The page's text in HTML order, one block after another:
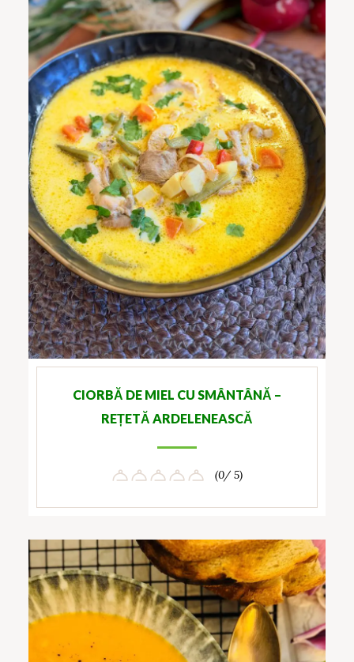
CIORBĂ DE MIEL CU SMÂNTÂNĂ –
REȚETĂ ARDELENEASCĂ
(0/ 5)